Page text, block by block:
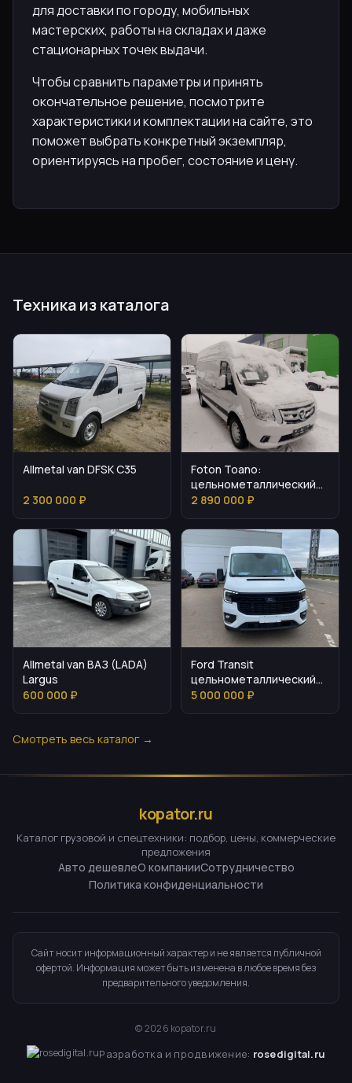
для доставки по городу, мобильных
мастерских, работы на складах и даже
стационарных точек выдачи.
Чтобы сравнить параметры и принять
окончательное решение, посмотрите
характеристики и комплектации на сайте, это
поможет выбрать конкретный экземпляр,
ориентируясь на пробег, состояние и цену.
Техника из каталога
Allmetal van DFSK C35
2 300 000 ₽
Foton Toano:
цельнометаллический
фургон для логистики
2 890 000 ₽
Allmetal van ВАЗ (LADA)
Largus
600 000 ₽
Ford Transit
цельнометаллический
фургон L2H2 2.0L TDi
5 000 000 ₽
Смотреть весь каталог →
kopator.ru
Каталог грузовой и спецтехники: подбор, цены, коммерческие
предложения
Авто дешевлеО компанииСотрудничество
Политика конфиденциальности
Сайт носит информационный характер и не является публичной
офертой. Информация может быть изменена в любое время без
предварительного уведомления.
©2026 kopator.ru
Разработка и продвижение: rosedigital.ru